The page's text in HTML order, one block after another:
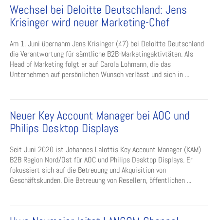
Wechsel bei Deloitte Deutschland: Jens
Krisinger wird neuer Marketing-Chef
Am 1. Juni übernahm Jens Krisinger (47) bei Deloitte Deutschland
die Verantwortung für sämtliche B2B-Marketingaktivtäten. Als
Head of Marketing folgt er auf Carola Lohmann, die das
Unternehmen auf persönlichen Wunsch verlässt und sich in ...
Neuer Key Account Manager bei AOC und
Philips Desktop Displays
Seit Juni 2020 ist Johannes Lalottis Key Account Manager (KAM)
B2B Region Nord/Ost für AOC und Philips Desktop Displays. Er
fokussiert sich auf die Betreuung und Akquisition von
Geschäftskunden. Die Betreuung von Resellern, öffentlichen ...